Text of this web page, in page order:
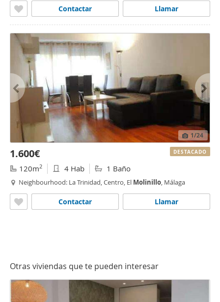
Llamar
Contactar
1/24
1.600€
120m2 4 Hab 1 Baño
Neighbourhood: La Trinidad, Centro, El Molinillo, Málaga
Llamar
Contactar
DESTACADO
Otras viviendas que te pueden interesar